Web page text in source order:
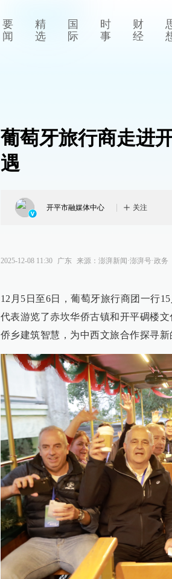
要
闻
精
选
国
际
时
事
财
经
葡萄牙旅行商走进
遇
开平市融媒体中心 关注
2025-12-08 11:30 广东 来源： 澎湃新闻·澎湃号·政务
12月5日至6日，葡萄牙旅行商团一行
代表游览了赤坎华侨古镇和开平碉楼
侨乡建筑智慧，为中西文旅合作探寻新